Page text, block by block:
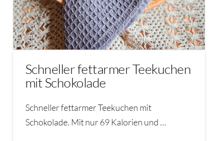
Schneller fettarmer Teekuchen
mit Schokolade
Schneller fettarmer Teekuchen mit
Schokolade. Mit nur 69 Kalorien und …